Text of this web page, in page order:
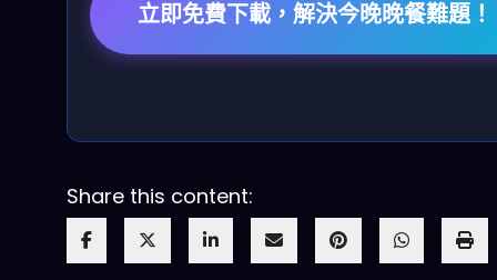
立即免費下載，解決今晚晚餐難題！
Share this content: